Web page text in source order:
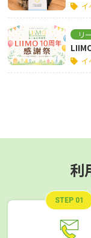
イ
リ
イ
利
STEP 01